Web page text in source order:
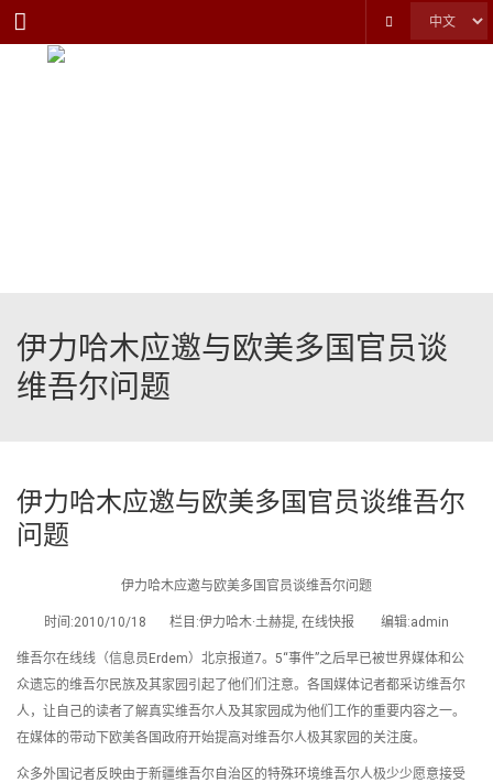
Menu
伊力哈木应邀与欧美多国官员谈
维吾尔问题
伊力哈木应邀与欧美多国官员谈维吾尔
问题
伊力哈木应邀与欧美多国官员谈维吾尔问题
时间:2010/10/18 栏目:伊力哈木·土赫提, 在线快报 编辑:admin
维吾尔在线线（信息员Erdem）北京报道7。5“事件”之后早已被世界媒体和公
众遗忘的维吾尔民族及其家园引起了他们们注意。各国媒体记者都采访维吾尔
人，让自己的读者了解真实维吾尔人及其家园成为他们工作的重要内容之一。
在媒体的带动下欧美各国政府开始提高对维吾尔人极其家园的关注度。
众多外国记者反映由于新疆维吾尔自治区的特殊环境维吾尔人极少少愿意接受